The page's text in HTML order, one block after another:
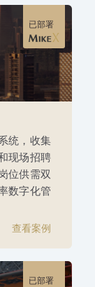
已部署
统，收集
现场招聘
位供需双
数字化管
查看案例
已部署